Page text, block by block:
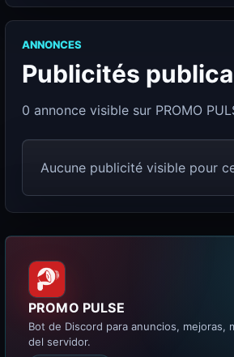
ANNONCES
Publicités
0 annonce visible sur PROMO
Aucune publicité visible pour
PROMO PULSE
Bot de Discord para anuncios, mejoras,
del servidor.